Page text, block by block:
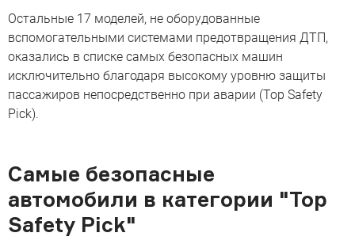
Остальные 17 моделей, не оборудованные
вспомогательными системами предотвращения ДТП,
оказались в списке самых безопасных машин
исключительно благодаря высокому уровню защиты
пассажиров непосредственно при аварии (Top Safety
Pick).
Самые безопасные
автомобили в категории "Top
Safety Pick"